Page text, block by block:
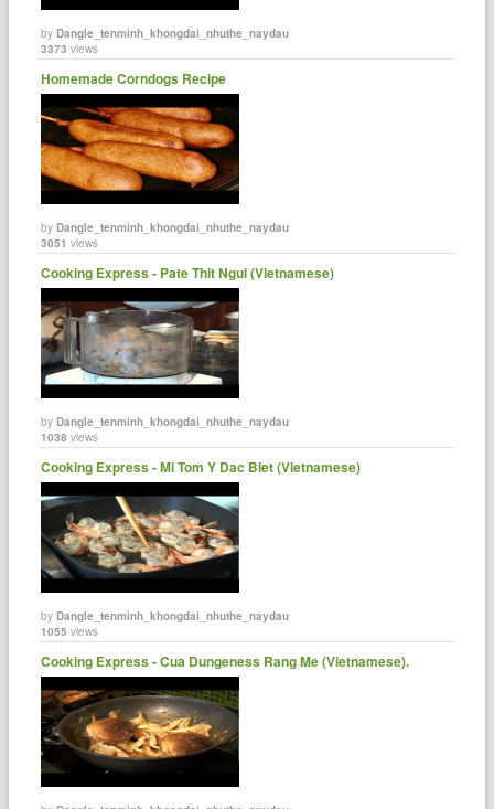
byDangle_tenminh_khongdai_nhuthe_naydau
3373 views
Homemade Corndogs Recipe
byDangle_tenminh_khongdai_nhuthe_naydau
3051 views
Cooking Express - Pate Thit Ngui (Vietnamese)
byDangle_tenminh_khongdai_nhuthe_naydau
1038 views
Cooking Express - Mi Tom Y Dac Biet (Vietnamese)
byDangle_tenminh_khongdai_nhuthe_naydau
1055 views
Cooking Express - Cua Dungeness Rang Me (Vietnamese).